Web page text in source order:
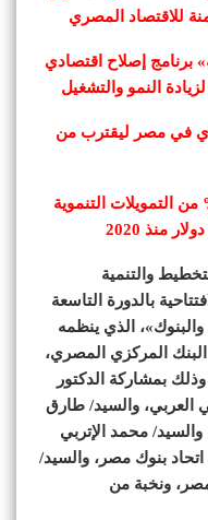
للاقتصاد المصري
برنامج إصلاح اقتصادي
النمو والتشغيل
في مصر ليقترب من
المصرفي يستحوذ على 42% من التمويلات التنموية
والتنمية
بالدورة التاسعة
الذي ينظمه
المركزي المصري،
بمشاركة الدكتور
العربي، والسيد/ طارق
محمد الإتربي
اتحاد بنوك مصر، والسيد/
ونخبة من